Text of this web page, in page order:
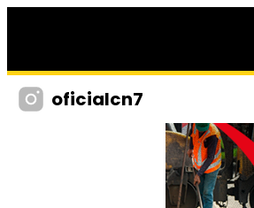
oficialcn7